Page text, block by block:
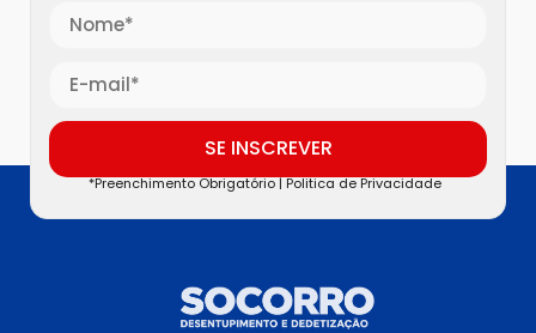
SE INSCREVER
*Preenchimento Obrigatório |Politica de Privacidade